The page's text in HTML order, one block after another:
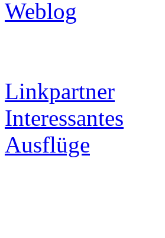
Weblog
Linkpartner
Interessantes
Ausflüge